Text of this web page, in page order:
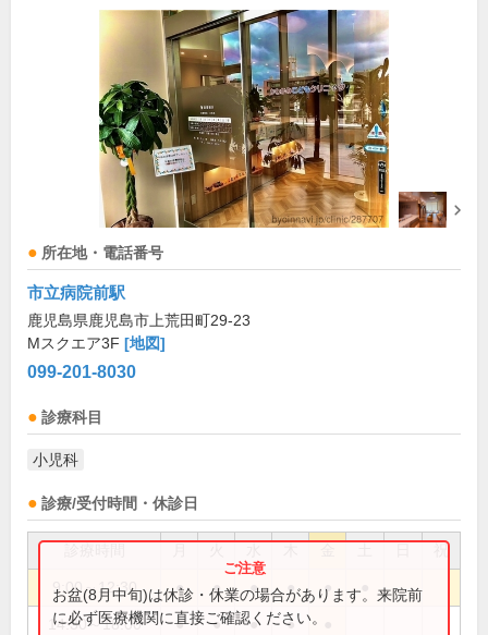
所在地・電話番号
市立病院前駅
鹿児島県鹿児島市上荒田町29-23
Mスクエア3F [地図]
099-201-8030
診療科目
小児科
診療/受付時間・休診日
祝
9:00～12:30 ● ● ● ● ●
14:30～18:00 ● ● ● ●
お盆(8月中旬)は休診・休業の場合があります。来院前
に必ず医療機関に直接ご確認ください。